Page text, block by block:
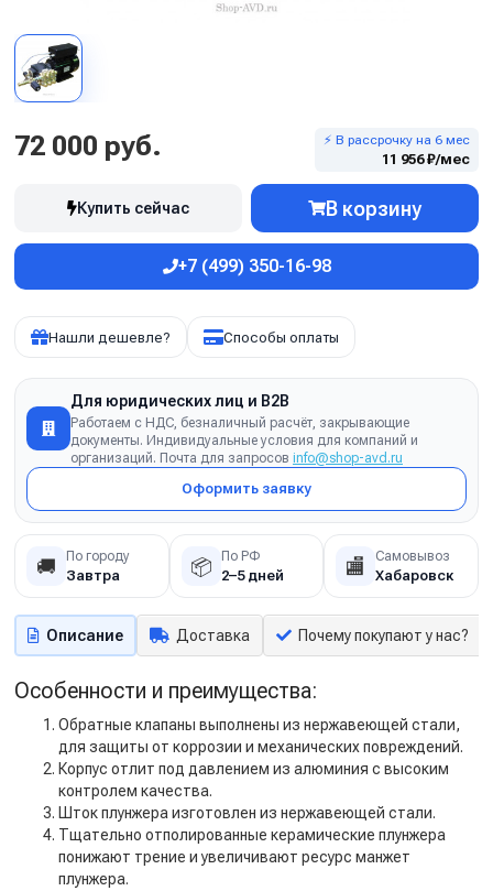
72 000 руб. ⚡ В рассрочку на 6 мес
11 956 ₽/мес
Купить сейчас В корзину
+7 (499) 350-16-98
Нашли дешевле? Способы оплаты
Для юридических лиц и B2B
Работаем с НДС, безналичный расчёт, закрывающие
документы. Индивидуальные условия для компаний и
организаций. Почта для запросов info@shop-avd.ru
Оформить заявку
🚚 По городу
Завтра 📦 По РФ
2–5 дней 🏬 Самовывоз
Хабаровск
Описание Доставка Почему покупают у нас?
Особенности и преимущества:
Обратные клапаны выполнены из нержавеющей стали,
для защиты от коррозии и механических повреждений.
Корпус отлит под давлением из алюминия с высоким
контролем качества.
Шток плунжера изготовлен из нержавеющей стали.
Тщательно отполированные керамические плунжера
понижают трение и увеличивают ресурс манжет
плунжера.